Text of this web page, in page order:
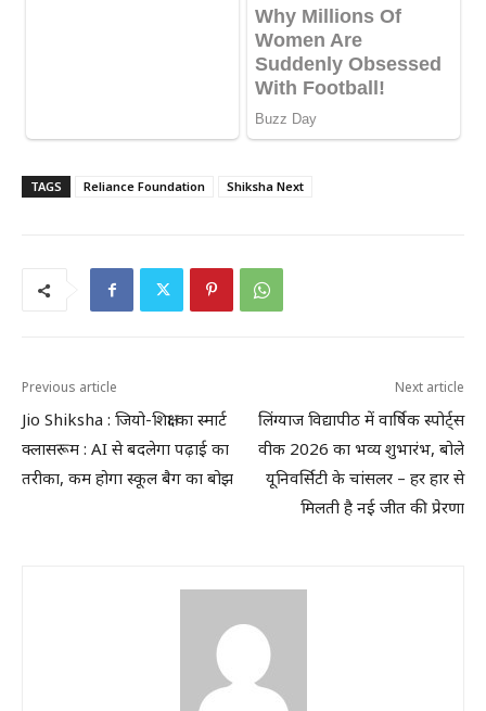
TAGS Reliance Foundation Shiksha Next
Previous article
Jio Shiksha : जियो-शिक्षा का स्मार्ट
क्लासरूम : AI से बदलेगा पढ़ाई का
तरीका, कम होगा स्कूल बैग का बोझ
Next article
लिंग्याज विद्यापीठ में वार्षिक स्पोर्ट्स
वीक 2026 का भव्य शुभारंभ, बोले
यूनिवर्सिटी के चांसलर – हर हार से
मिलती है नई जीत की प्रेरणा